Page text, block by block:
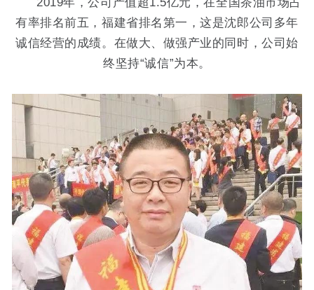
有率排名前五，福建省排名第一，这是沈郎公司多年
诚信经营的成绩。在做大、做强产业的同时，公司始
终坚持“诚信”为本。